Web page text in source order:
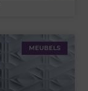
MEUBELS